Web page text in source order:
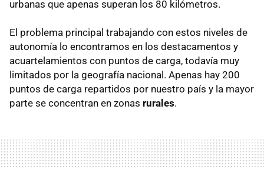
urbanas que apenas superan los 80 kilómetros.
El problema principal trabajando con estos niveles de
autonomía lo encontramos en los destacamentos y
acuartelamientos con puntos de carga, todavía muy
limitados por la geografía nacional. Apenas hay 200
puntos de carga repartidos por nuestro país y la mayor
parte se concentran en zonas rurales.